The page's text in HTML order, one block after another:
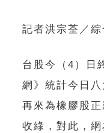
記者洪宗荃／綜
台股今（4）日
網》統計今日
再來為橡膠股
收綠，對此，網